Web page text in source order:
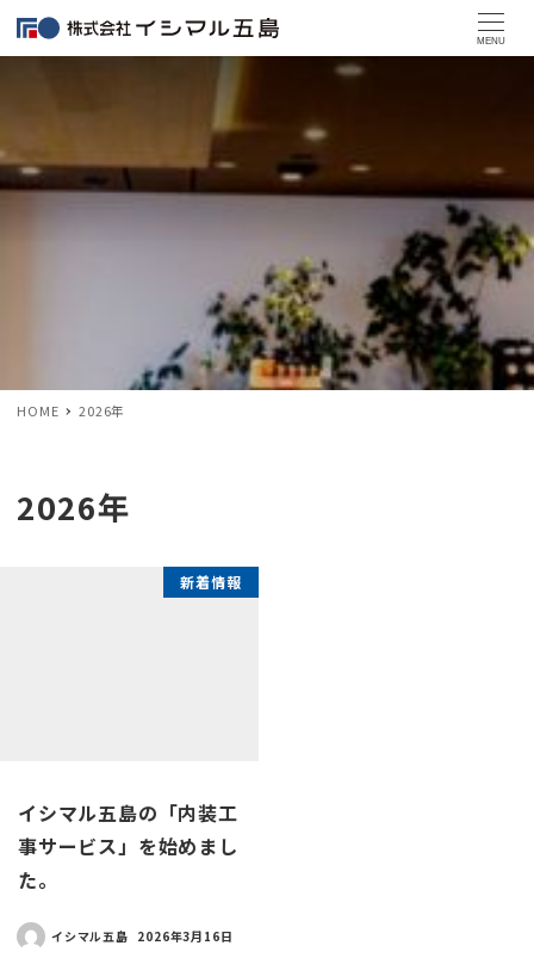
MENU
HOME 2026年
2026年
新着情報
イシマル五島の「内装工
事サービス」を始めまし
た。
イシマル五島 2026年3月16日